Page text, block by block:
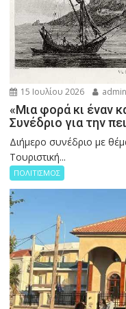
15 Ιουλίου 2026
«Μια φορά κι έναν
Συνέδριο για την
Διήμερο συνέδριο με
Τουριστική...
ΠΟΛΙΤΙΣΜΟΣ